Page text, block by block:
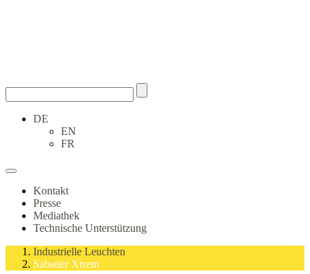
DE
EN
FR
Kontakt
Presse
Mediathek
Technische Unterstützung
Industrielle Leuchten
Sabatier Xtrem